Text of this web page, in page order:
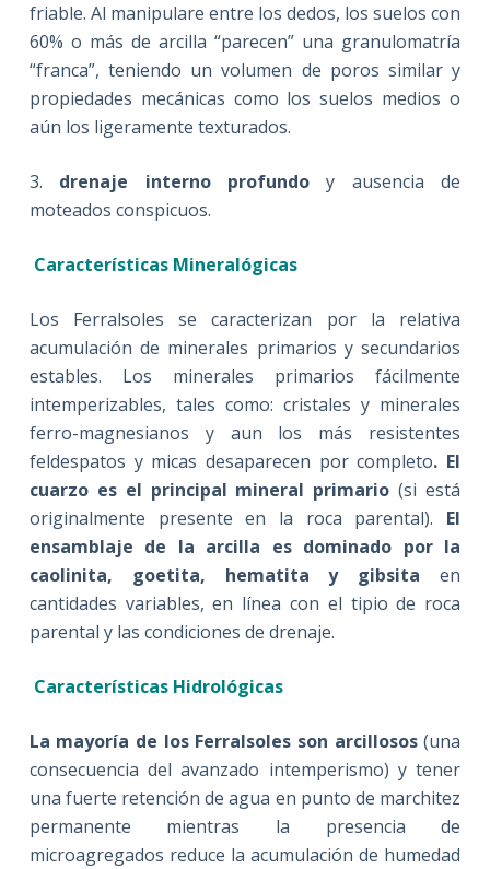
friable. Al manipulare entre los dedos, los suelos con
60% o más de arcilla “parecen” una granulomatría
“franca”, teniendo un volumen de poros similar y
propiedades mecánicas como los suelos medios o
aún los ligeramente texturados.
3. drenaje interno profundo y ausencia de
moteados conspicuos.
Características Mineralógicas
Los Ferralsoles se caracterizan por la relativa
acumulación de minerales primarios y secundarios
estables. Los minerales primarios fácilmente
intemperizables, tales como: cristales y minerales
ferro-magnesianos y aun los más resistentes
feldespatos y micas desaparecen por completo. El
cuarzo es el principal mineral primario (si está
originalmente presente en la roca parental). El
ensamblaje de la arcilla es dominado por la
caolinita, goetita, hematita y gibsita en
cantidades variables, en línea con el tipio de roca
parental y las condiciones de drenaje.
Características Hidrológicas
La mayoría de los Ferralsoles son arcillosos(una
consecuencia del avanzado intemperismo) y tener
una fuerte retención de agua en punto de marchitez
permanente mientras la presencia de
microagregados reduce la acumulación de humedad